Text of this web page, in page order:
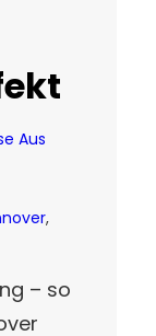
Aus
– so